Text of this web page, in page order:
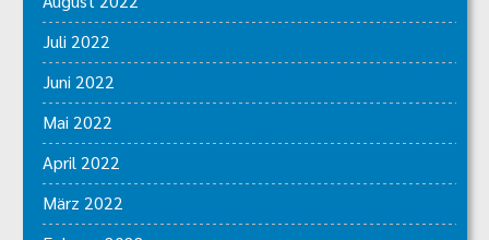
Juli 2022
Juni 2022
Mai 2022
April 2022
März 2022